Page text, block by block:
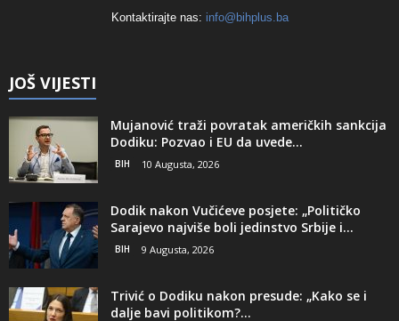
Kontaktirajte nas: info@bihplus.ba
JOŠ VIJESTI
Mujanović traži povratak američkih sankcija
Dodiku: Pozvao i EU da uvede...
BIH 10 Augusta, 2026
Dodik nakon Vučićeve posjete: „Političko
Sarajevo najviše boli jedinstvo Srbije i...
BIH 9 Augusta, 2026
Trivić o Dodiku nakon presude: „Kako se i
dalje bavi politikom?...